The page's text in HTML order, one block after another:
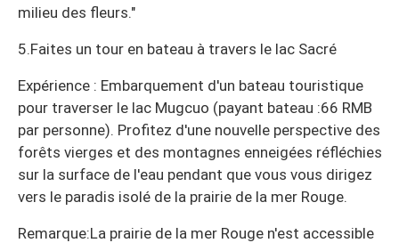
milieu des fleurs."
5.Faites un tour en bateau à travers le lac Sacré
Expérience : Embarquement d'un bateau touristique
pour traverser le lac Mugcuo (payant bateau :66 RMB
par personne). Profitez d'une nouvelle perspective des
forêts vierges et des montagnes enneigées réfléchies
sur la surface de l'eau pendant que vous vous dirigez
vers le paradis isolé de la prairie de la mer Rouge.
Remarque:La prairie de la mer Rouge n'est accessible